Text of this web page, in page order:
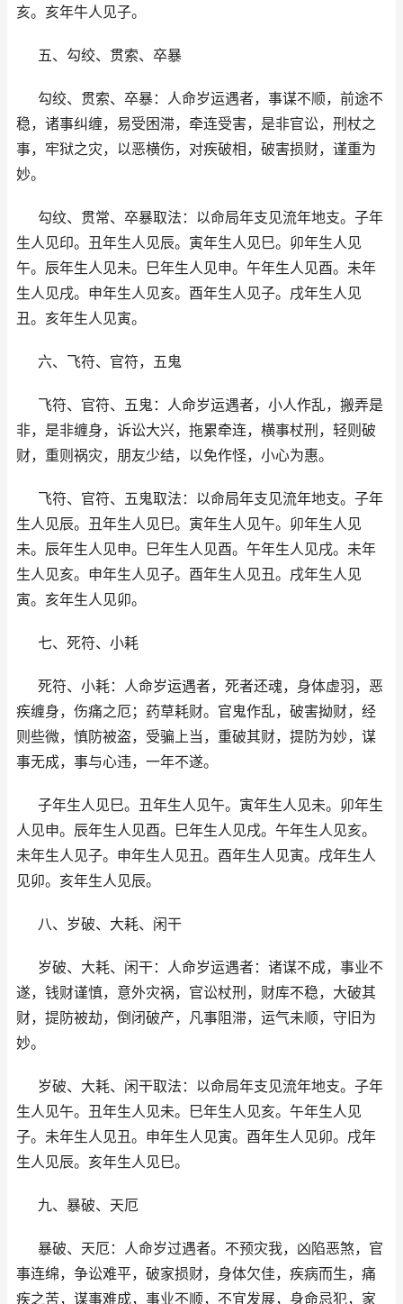
亥。亥年牛人见子。
五、勾绞、贯索、卒暴
勾绞、贯索、卒暴：人命岁运遇者，事谋不顺，前途不
稳，诸事纠缠，易受困滞，牵连受害，是非官讼，刑杖之
事，牢狱之灾，以恶横伤，对疾破相，破害损财，谨重为
妙。
勾纹、贯常、卒暴取法：以命局年支见流年地支。子年
生人见印。丑年生人见辰。寅年生人见巳。卯年生人见
午。辰年生人见未。巳年生人见申。午年生人见酉。未年
生人见戌。申年生人见亥。酉年生人见子。戌年生人见
丑。亥年生人见寅。
六、飞符、官符，五鬼
飞符、官符、五鬼：人命岁运遇者，小人作乱，搬弄是
非，是非缠身，诉讼大兴，拖累牵连，横事杖刑，轻则破
财，重则祸灾，朋友少结，以免作怪，小心为惠。
飞符、官符、五鬼取法：以命局年支见流年地支。子年
生人见辰。丑年生人见巳。寅年生人见午。卯年生人见
未。辰年生人见申。巳年生人见酉。午年生人见戌。未年
生人见亥。申年生人见子。酉年生人见丑。戌年生人见
寅。亥年生人见卯。
七、死符、小耗
死符、小耗：人命岁运遇者，死者还魂，身体虚羽，恶
疾缠身，伤痛之厄；药草耗财。官鬼作乱，破害拗财，经
则些微，慎防被盗，受骗上当，重破其财，提防为妙，谋
事无成，事与心违，一年不遂。
子年生人见巳。丑年生人见午。寅年生人见未。卯年生
人见申。辰年生人见酉。巳年生人见戌。午年生人见亥。
未年生人见子。申年生人见丑。酉年生人见寅。戌年生人
见卯。亥年生人见辰。
八、岁破、大耗、闲干
岁破、大耗、闲干：人命岁运遇者：诸谋不成，事业不
遂，钱财谨慎，意外灾祸，官讼杖刑，财库不稳，大破其
财，提防被劫，倒闭破产，凡事阻滞，运气未顺，守旧为
妙。
岁破、大耗、闲干取法：以命局年支见流年地支。子年
生人见午。丑年生人见未。巳年生人见亥。午年生人见
子。未年生人见丑。申年生人见寅。酉年生人见卯。戌年
生人见辰。亥年生人见巳。
九、暴破、天厄
暴破、天厄：人命岁过遇者。不预灾我，凶陷恶煞，官
事连绵，争讼难平，破家损财，身体欠佳，疾病而生，痛
疾之苦，谋事难成，事业不顺，不宜发展，身命忌犯，家